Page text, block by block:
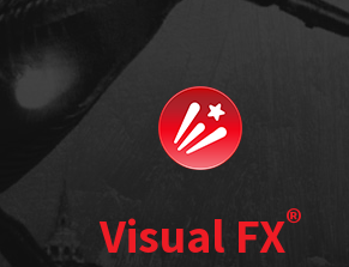
Visual FX®